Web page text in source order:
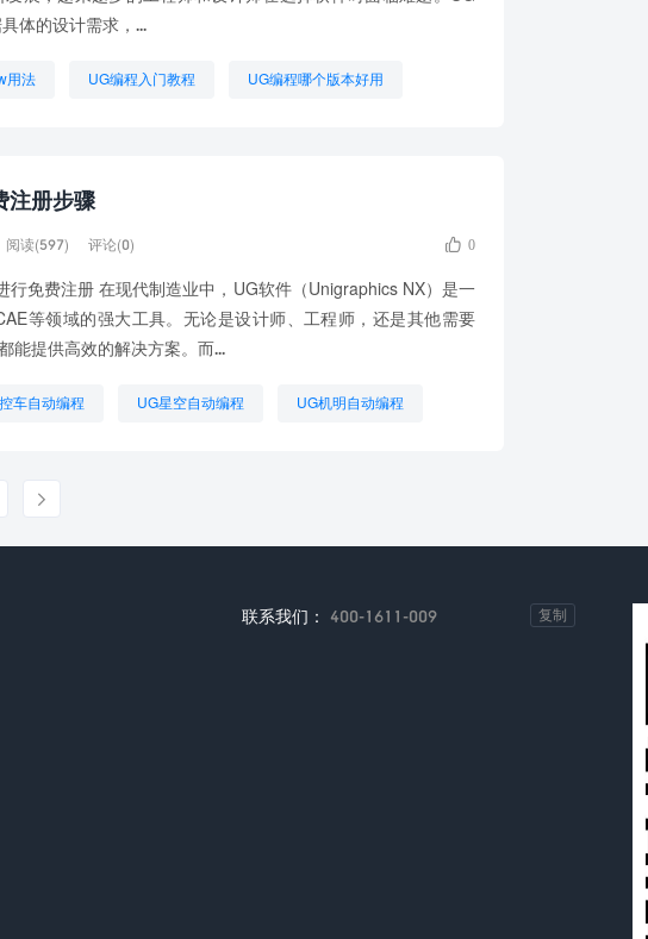
体的设计需求，...
用法 UG编程入门教程 UG编程哪个版本好用
注册步骤
阅读(597) 评论(0)  0
行免费注册 在现代制造业中，UG软件（Unigraphics NX）是一
等领域的强大工具。无论是设计师、工程师，还是其他需要
能提供高效的解决方案。而...
车自动编程 UG星空自动编程 UG机明自动编程

联系我们： 400-1611-009 复制